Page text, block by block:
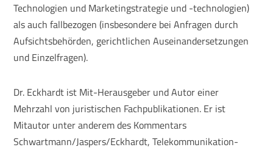
Technologien und Marketingstrategie und -technologien)
als auch fallbezogen (insbesondere bei Anfragen durch
Aufsichtsbehörden, gerichtlichen Auseinandersetzungen
und Einzelfragen).
Dr. Eckhardt ist Mit-Herausgeber und Autor einer
Mehrzahl von juristischen Fachpublikationen. Er ist
Mitautor unter anderem des Kommentars
Schwartmann/Jaspers/Eckhardt, Telekommunikation-